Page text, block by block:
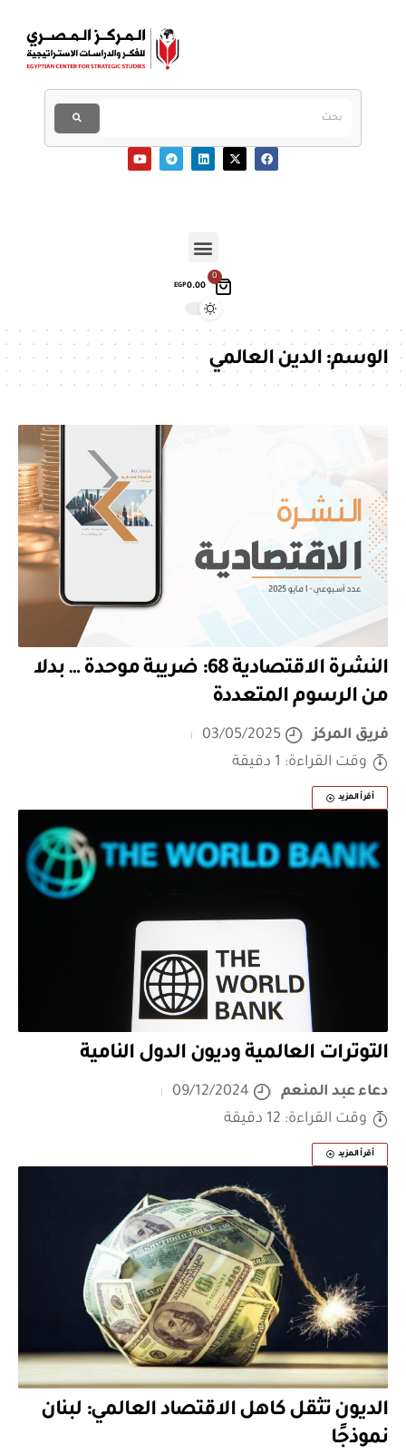
0
EGP0.00
الوسم:الدين العالمي
النشرة الاقتصادية 68: ضريبة موحدة … بدلا
من الرسوم المتعددة
فريق المركز
03/05/2025
وقت القراءة: 1 دقيقة
أقرأ المزيد
التوترات العالمية وديون الدول النامية
دعاء عبد المنعم
09/12/2024
وقت القراءة: 12 دقيقة
أقرأ المزيد
الديون تثقل كاهل الاقتصاد العالمي: لبنان
نموذجًا